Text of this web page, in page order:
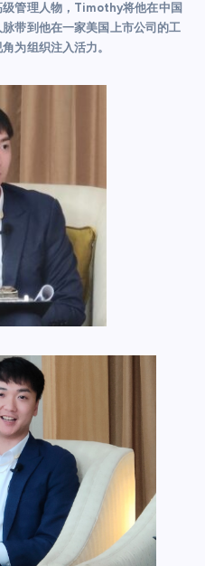
管理人物，Timothy将他在中国
带到他在一家美国上市公司的工
为组织注入活力。